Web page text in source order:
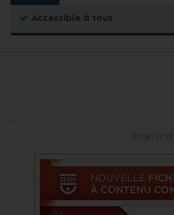
Accessible à tous